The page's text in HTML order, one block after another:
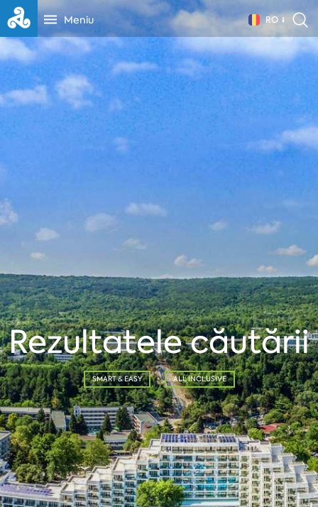
Meniu RO
Rezultatele căutării
SMART & EASY ALL INCLUSIVE